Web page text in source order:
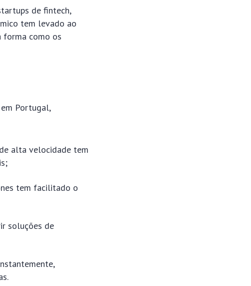
de fintech,
tem levado ao
forma como os
Portugal,
alta velocidade tem
tem facilitado o
soluções de